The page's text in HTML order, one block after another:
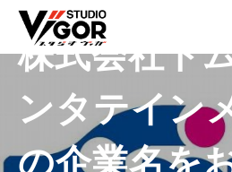
株式会社ト
ンタテイン
の企業名を